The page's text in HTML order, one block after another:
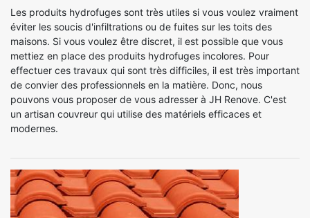
Les produits hydrofuges sont très utiles si vous voulez vraiment
éviter les soucis d'infiltrations ou de fuites sur les toits des
maisons. Si vous voulez être discret, il est possible que vous
mettiez en place des produits hydrofuges incolores. Pour
effectuer ces travaux qui sont très difficiles, il est très important
de convier des professionnels en la matière. Donc, nous
pouvons vous proposer de vous adresser à JH Renove. C'est
un artisan couvreur qui utilise des matériels efficaces et
modernes.